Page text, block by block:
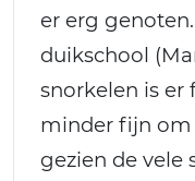
er erg
duikschool
snorkelen is er
minder fijn om
gezien de vele